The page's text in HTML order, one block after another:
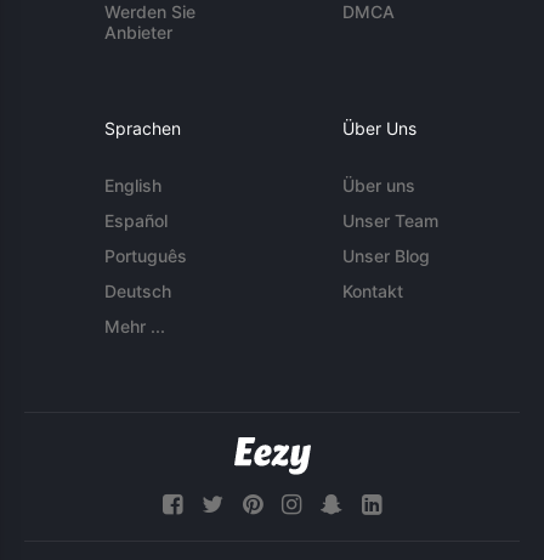
Werden Sie
Anbieter
DMCA
Sprachen
English
Español
Português
Deutsch
Mehr ...
Über Uns
Über uns
Unser Team
Unser Blog
Kontakt